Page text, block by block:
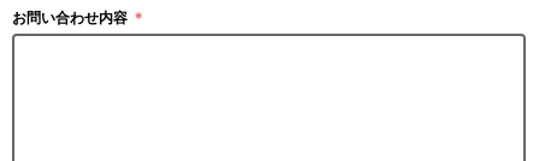
お問い合わせ内容 ＊